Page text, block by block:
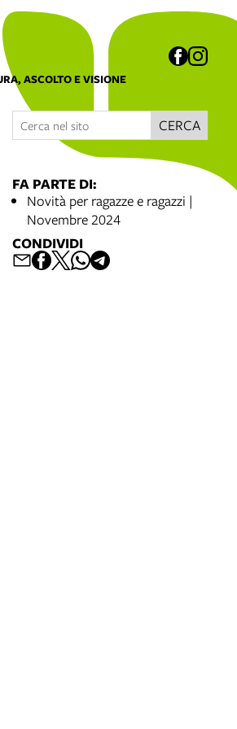
ASCOLTO E VISIONE
CERCA
FA PARTE DI:
Novità per ragazze e ragazzi |
Novembre 2024
CONDIVIDI